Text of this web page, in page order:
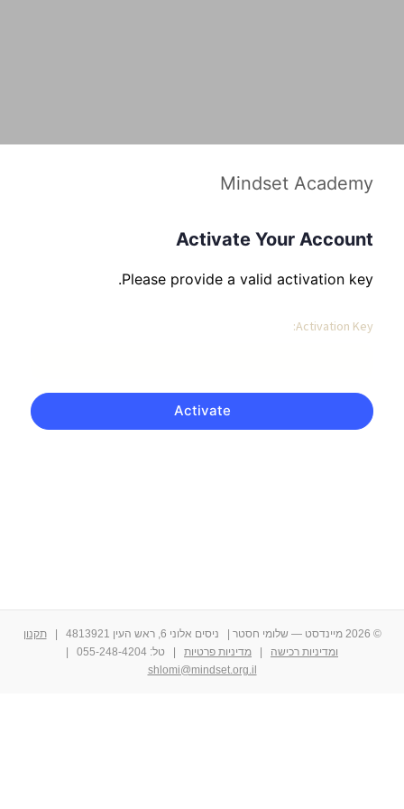
Mindset Academy
Activate Your Account
Please provide a valid activation key.
Activation Key:
© 2026 מיינדסט — שלומי חסטר | ניסים אלוני 6, ראש העין 4813921 |
תקנון
ומדיניות רכישה
| מדיניות פרטיות | טל: 055-248-4204
|
shlomi@mindset.org.il